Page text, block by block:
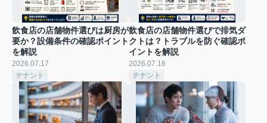
飲食店の店舗物件選びは厨房が
要か？設備条件の確認ポイント
を解説
2026.07.17
テナント
飲食店の店舗物件選びで排気ダ
クトは？トラブルを防ぐ確認ポ
イントを解説
2026.07.16
テナント